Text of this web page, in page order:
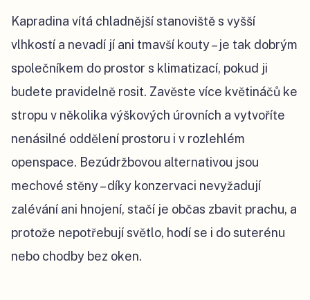
Kapradina vítá chladnější stanoviště s vyšší
vlhkostí a nevadí jí ani tmavší kouty – je tak dobrým
společníkem do prostor s klimatizací, pokud ji
budete pravidelně rosit. Zavěste více květináčů ke
stropu v několika výškových úrovních a vytvoříte
nenásilné oddělení prostoru i v rozlehlém
openspace. Bezúdržbovou alternativou jsou
mechové stěny – díky konzervaci nevyžadují
zalévání ani hnojení, stačí je občas zbavit prachu, a
protože nepotřebují světlo, hodí se i do suterénu
nebo chodby bez oken.